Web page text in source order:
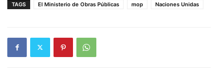
TAGS El Ministerio de Obras Públicas mop Naciones Unidas